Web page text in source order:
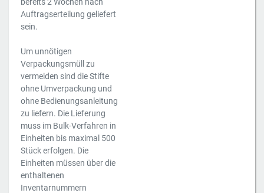
Auftragserteilung geliefert
sein.
Um unnötigen
Verpackungsmüll zu
vermeiden sind die Stifte
ohne Umverpackung und
ohne Bedienungsanleitung
zu liefern. Die Lieferung
muss im Bulk-Verfahren in
Einheiten bis maximal 500
Stück erfolgen. Die
Einheiten müssen über die
enthaltenen
Inventarnummern